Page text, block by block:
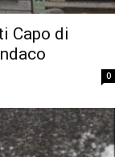
Capo di
0